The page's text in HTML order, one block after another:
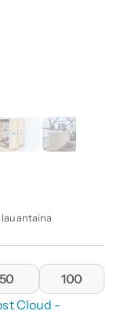
50
100
Cloud -